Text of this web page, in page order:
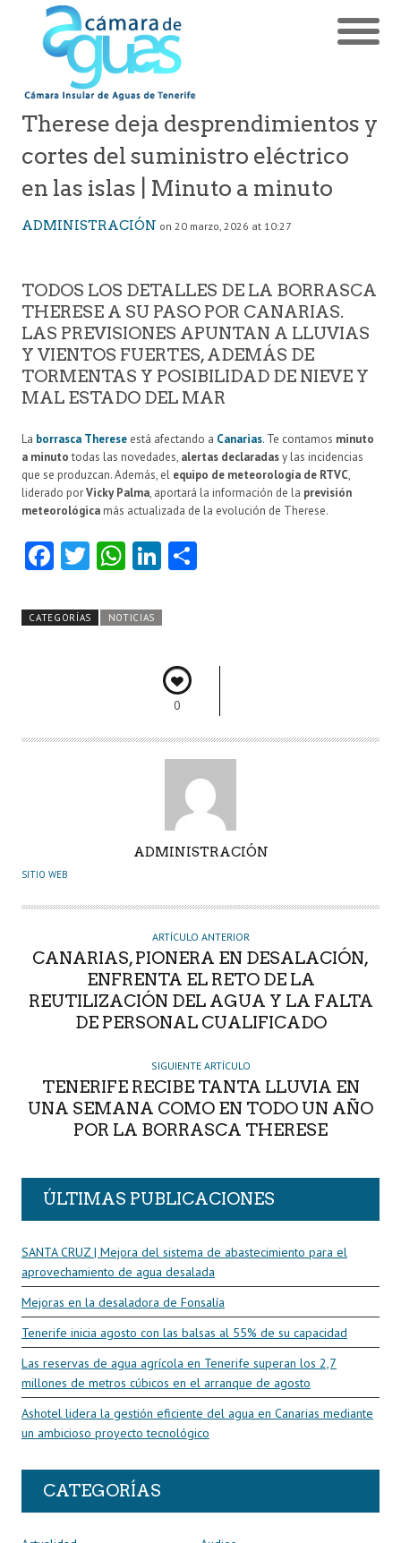
Therese deja desprendimientos y
cortes del suministro eléctrico
en las islas | Minuto a minuto
ADMINISTRACIÓN on 20 marzo, 2026 at 10:27
TODOS LOS DETALLES DE LA BORRASCA
THERESE A SU PASO POR CANARIAS.
LAS PREVISIONES APUNTAN A LLUVIAS
Y VIENTOS FUERTES, ADEMÁS DE
TORMENTAS Y POSIBILIDAD DE NIEVE Y
MAL ESTADO DEL MAR
La borrasca Therese está afectando a Canarias. Te contamos minuto
a minutotodas las novedades, alertas declaradasy las incidencias
que se produzcan. Además, el equipo de meteorología de RTVC,
liderado porVicky Palma, aportará la información de la previsión
meteorológica más actualizada de la evolución de Therese.
Fa
b
T
itt
W
ts
Li
e
n rti
CATEGORÍAS NOTICIAS
0
U
O
ADMINISTRACIÓN
SITIO WEB
ARTÍCULO ANTERIOR
CANARIAS, PIONERA EN DESALACIÓN,
ENFRENTA EL RETO DE LA
REUTILIZACIÓN DEL AGUA Y LA FALTA
DE PERSONAL CUALIFICADO
SIGUIENTE ARTÍCULO
TENERIFE RECIBE TANTA LLUVIA EN
UNA SEMANA COMO EN TODO UN AÑO
POR LA BORRASCA THERESE
ÚLTIMAS PUBLICACIONES
SANTA CRUZ | Mejora del sistema de abastecimiento para el
aprovechamiento de agua desalada
Mejoras en la desaladora de Fonsalía
Tenerife inicia agosto con las balsas al 55% de su capacidad
Las reservas de agua agrícola en Tenerife superan los 2,7
millones de metros cúbicos en el arranque de agosto
Ashotel lidera la gestión eficiente del agua en Canarias mediante
un ambicioso proyecto tecnológico
CATEGORÍAS